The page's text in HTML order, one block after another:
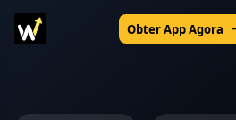
Obter App Agora